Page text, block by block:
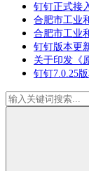
钉钉正式接
合肥市工业
合肥市工业
钉钉版本更
关于印发《
钉钉7.0.25